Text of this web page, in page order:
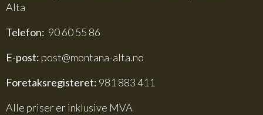
Alta
Telefon: 90 60 55 86
E-post: post@montana-alta.no
Foretaksregisteret: 981 883 411
Alle priser er inklusive MVA